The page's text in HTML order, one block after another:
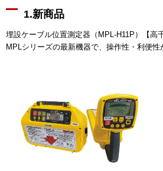
1.新商品
埋設ケーブル位置測定器（MPL-H11P）【高
MPLシリーズの最新機器で、操作性・利便性